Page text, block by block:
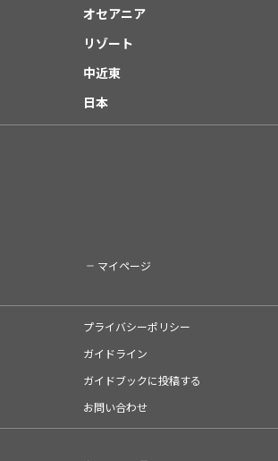
オセアニア
リゾート
中近東
日本
マイページ
プライバシーポリシー
ガイドライン
ガイドブックに投稿する
お問い合わせ